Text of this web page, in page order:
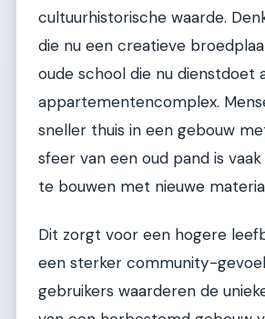
cultuurhistorische waarde.
die nu een creatieve
oude school die nu dienstdoet
appartementencomplex.
sneller thuis in een gebouw
sfeer van een oud pand is
te bouwen met nieuwe
Dit zorgt voor een hogere
een sterker community-
gebruikers waarderen de